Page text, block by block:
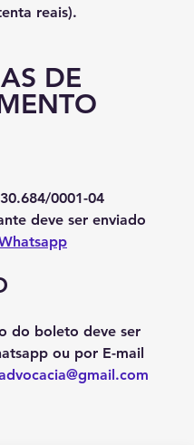
reais).
DE
0001-04
deve ser enviado
do boleto deve ser
ou por E-mail